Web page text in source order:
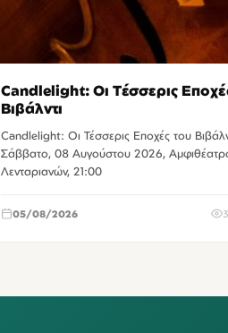
Candlelight: Οι Τέσσερις
Βιβάλντι
Candlelight: Οι Τέσσερις Εποχές του
Σάββατο, 08 Αυγούστου 2026,
Λενταριανών, 21:00
05/08/2026